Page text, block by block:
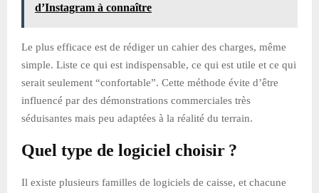
d’Instagram à connaître
Le plus efficace est de rédiger un cahier des charges, même
simple. Liste ce qui est indispensable, ce qui est utile et ce qui
serait seulement “confortable”. Cette méthode évite d’être
influencé par des démonstrations commerciales très
séduisantes mais peu adaptées à la réalité du terrain.
Quel type de logiciel choisir ?
Il existe plusieurs familles de logiciels de caisse, et chacune